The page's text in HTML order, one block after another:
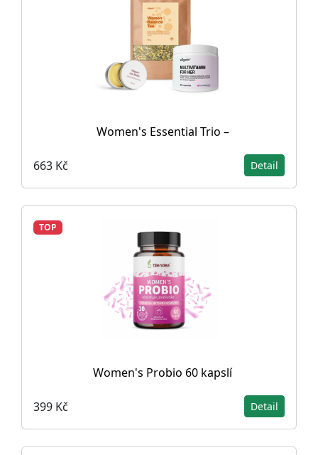
Women's Essential Trio –
663 Kč Detail
TOP
Women's Probio 60 kapslí
399 Kč Detail